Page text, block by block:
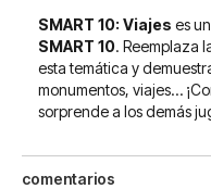
SMART 10: Viajes es
SMART 10. Reemplaza
esta temática y
monumentos, viajes…
sorprende a los demás
comentarios